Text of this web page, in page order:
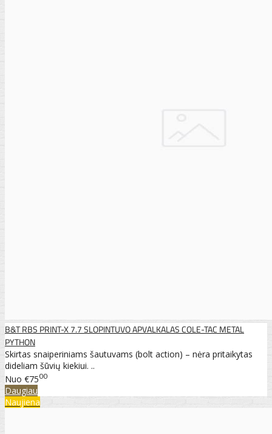
B&T RBS PRINT-X 7.7 SLOPINTUVO APVALKALAS COLE-TAC METAL
PYTHON
Skirtas snaiperiniams šautuvams (bolt action) – nėra pritaikytas
dideliam šūvių kiekiui. ..
Nuo €7500
Daugiau
Naujiena